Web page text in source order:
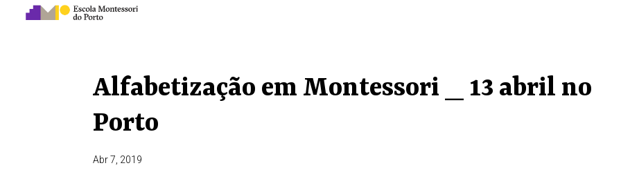
Alfabetização em Montessori _ 13 abril no
Porto
Abr 7, 2019